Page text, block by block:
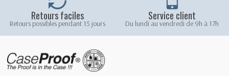
Retours faciles
Retours possibles pendant 15 jours
Service client
Du lundi au vendredi de 9h à 17h